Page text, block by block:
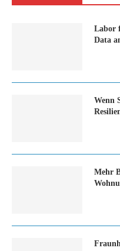
Labor
Data
Wenn
Mehr